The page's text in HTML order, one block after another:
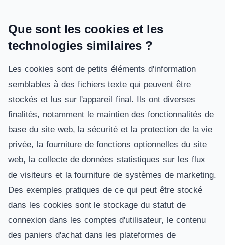
Que sont les cookies et les
technologies similaires ?
Les cookies sont de petits éléments d'information
semblables à des fichiers texte qui peuvent être
stockés et lus sur l'appareil final. Ils ont diverses
finalités, notamment le maintien des fonctionnalités de
base du site web, la sécurité et la protection de la vie
privée, la fourniture de fonctions optionnelles du site
web, la collecte de données statistiques sur les flux
de visiteurs et la fourniture de systèmes de marketing.
Des exemples pratiques de ce qui peut être stocké
dans les cookies sont le stockage du statut de
connexion dans les comptes d'utilisateur, le contenu
des paniers d'achat dans les plateformes de